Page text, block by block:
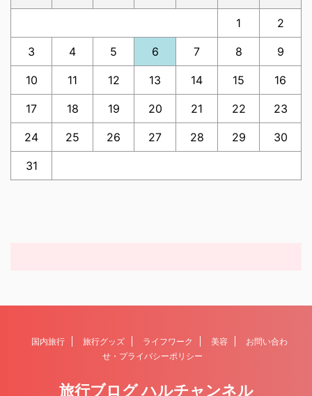
1 2
3 4 5 6 7 8 9
10 11 12 13 14 15 16
17 18 19 20 21 22 23
24 25 26 27 28 29 30
31
国内旅行 旅行グッズ ライフワーク 美容
お問い合わ
せ・プライバシーポリシー
旅行ブログ ハルチャンネル